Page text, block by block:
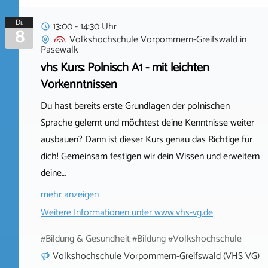
Di.
8
13:00 - 14:30 Uhr
Volkshochschule Vorpommern-Greifswaldin
Pasewalk
vhs Kurs: Polnisch A1 - mit leichten
Vorkenntnissen
Du hast bereits erste Grundlagen der polnischen
Sprache gelernt und möchtest deine Kenntnisse weiter
ausbauen? Dann ist dieser Kurs genau das Richtige für
dich! Gemeinsam festigen wir dein Wissen und erweitern
deine…
mehr anzeigen
Weitere Informationen unterwww.vhs-vg.de
#Bildung & Gesundheit #Bildung #Volkshochschule
Volkshochschule Vorpommern-Greifswald (VHS VG)